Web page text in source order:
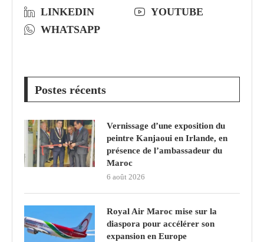
LINKEDIN
YOUTUBE
WHATSAPP
Postes récents
Vernissage d’une exposition du
peintre Kanjaoui en Irlande, en
présence de l’ambassadeur du
Maroc
6 août 2026
Royal Air Maroc mise sur la
diaspora pour accélérer son
expansion en Europe